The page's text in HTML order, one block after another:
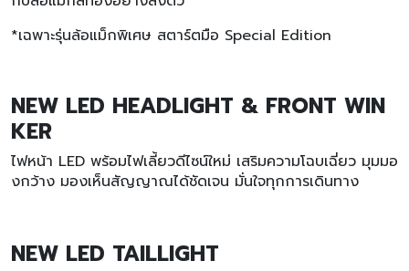
*เฉพาะรุ่นล้อแม็กพิเศษ สตาร์ตมือ Special Edition
NEW LED HEADLIGHT & FRONT WIN
KER
ไฟหน้า LED พร้อมไฟเลี้ยวดีไซน์ใหม่ เสริมความโฉบเฉี่ยว มุมมอ
งกว้าง มองเห็นสัญญาณได้ชัดเจน มั่นใจทุกการเดินทาง
NEW LED TAILLIGHT